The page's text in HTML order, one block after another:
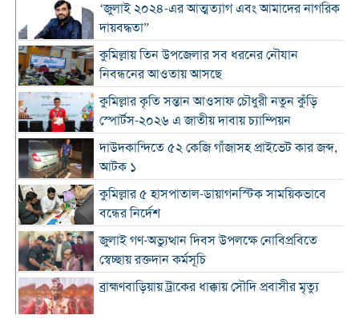
‘জুলাই ২০২৪-এর আত্মত্যাগ এবং আমাদের নাগরিক
দায়বদ্ধতা”
কুমিল্লায় তিন উপজেলার সব ধরনের নৌযান
নিবন্ধনের আওতায় আসছে
কুমিল্লার কৃতি সন্তান আওসাফ চৌধুরী নতুন কুঁড়ি
স্পোর্টস-২০২৬ এ জাতীয় দাবায় চ্যাম্পিয়ন
দাউদকান্দিতে ৫২ কেজি গাঁজাসহ প্রাইভেট কার জব্দ,
আটক ১
কুমিল্লার ৫ হাসপাতাল-ডায়াগনস্টিক সাময়িকভাবে
বন্ধের নির্দেশ
জুলাই গণ-অভ্যুত্থান দিবস উপলক্ষে নোবিপ্রবিতে
স্বেচ্ছায় রক্তদান কর্মসূচি
ব্রাহ্মণবাড়িয়ায় ট্রাকের ধাক্কায় সৌদি প্রবাসীর মৃত্যু